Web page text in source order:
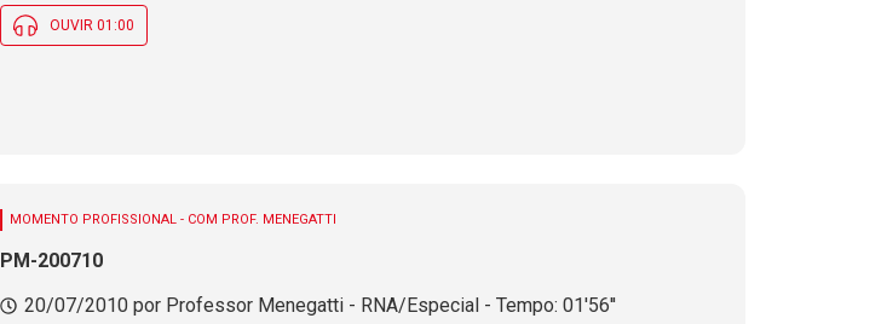
OUVIR 01:00
MOMENTO PROFISSIONAL - COM PROF. MENEGATTI
PM-200710
20/07/2010 por Professor Menegatti - RNA/Especial - Tempo: 01'56''